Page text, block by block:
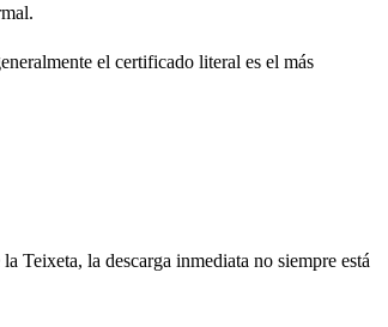
el certificado literal es el más
Teixeta, la descarga inmediata no siempre está